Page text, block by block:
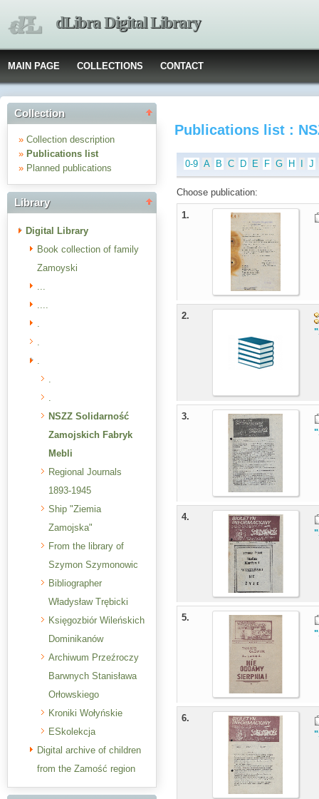
dLibra Digital Library
MAIN PAGE COLLECTIONS CONTACT
Collection
» Collection description
» Publications list
» Planned publications
Library
Digital Library
Book collection of family
Zamoyski
...
....
.
.
.
.
.
NSZZ Solidarność
Zamojskich Fabryk
Mebli
Regional Journals
1893-1945
Ship "Ziemia
Zamojska"
From the library of
Szymon Szymonowic
Bibliographer
Władysław Trębicki
Księgozbiór Wileńskich
Dominikanów
Archiwum Przeźroczy
Barwnych Stanisława
Orłowskiego
Kroniki Wołyńskie
ESkolekcja
Digital archive of children
from the Zamość region
Publications list :
0-9 A B C D E F G H J
Choose publication:
1.
2.
3.
4.
5.
6.